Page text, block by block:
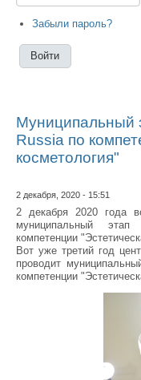
Забыли пароль?
Муниципальный
Russia по
косметология"
2 декабря, 2020 - 15:51
2 декабря 2020 года
муниципальный
компетенции
Вот уже третий год
проводит
компетенции